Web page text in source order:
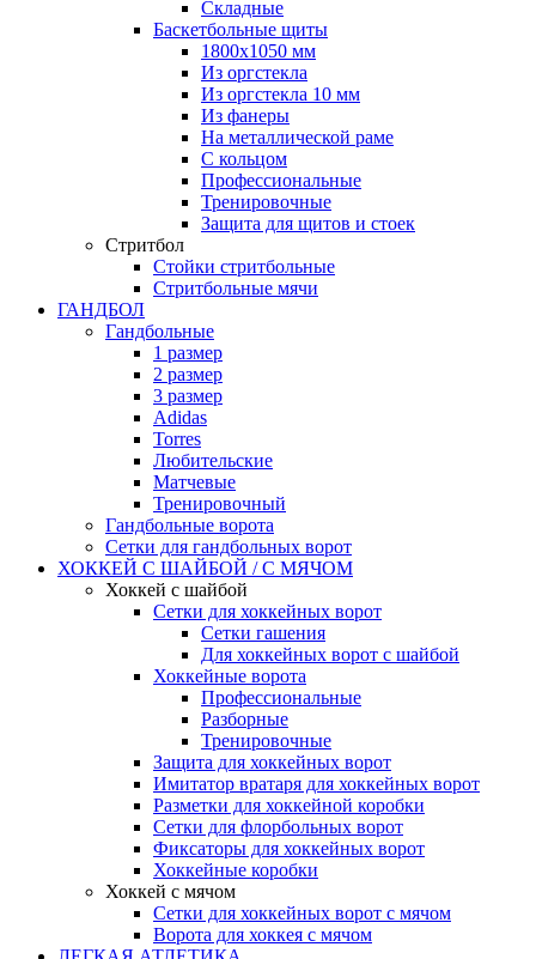
Складные
Баскетбольные щиты
1800х1050 мм
Из оргстекла
Из оргстекла 10 мм
Из фанеры
На металлической раме
С кольцом
Профессиональные
Тренировочные
Защита для щитов и стоек
Стритбол
Стойки стритбольные
Стритбольные мячи
ГАНДБОЛ
Гандбольные
1 размер
2 размер
3 размер
Adidas
Torres
Любительские
Матчевые
Тренировочный
Гандбольные ворота
Сетки для гандбольных ворот
ХОККЕЙ С ШАЙБОЙ / С МЯЧОМ
Хоккей с шайбой
Сетки для хоккейных ворот
Сетки гашения
Для хоккейных ворот с шайбой
Хоккейные ворота
Профессиональные
Разборные
Тренировочные
Защита для хоккейных ворот
Имитатор вратаря для хоккейных ворот
Разметки для хоккейной коробки
Сетки для флорбольных ворот
Фиксаторы для хоккейных ворот
Хоккейные коробки
Хоккей с мячом
Сетки для хоккейных ворот с мячом
Ворота для хоккея с мячом